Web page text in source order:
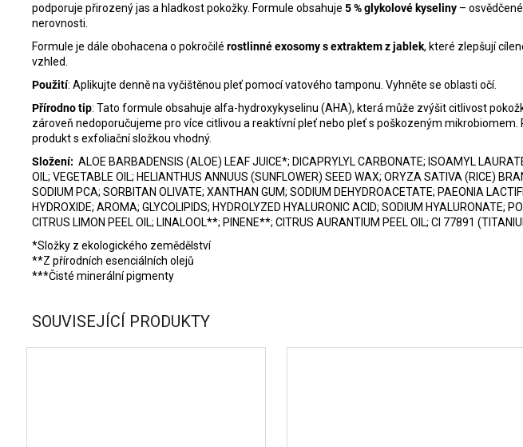
podporuje přirozený jas a hladkost pokožky. Formule obsahuje 5 % glykolové kyseliny –
nerovnosti.
Formule je dále obohacena o pokročilé rostlinné exosomy s extraktem z jablek, které zlepšují
vzhled.
Použití: Aplikujte denně na vyčištěnou pleť pomocí vatového tamponu. Vyhněte se oblasti očí.
Přírodno tip: Tato formule obsahuje alfa-hydroxykyselinu (AHA), která může zvýšit citlivost
zároveň nedoporučujeme pro více citlivou a reaktívní pleť nebo pleť s poškozeným
produkt s exfoliační složkou vhodný.
Složení: ALOE BARBADENSIS (ALOE) LEAF JUICE*; DICAPRYLYL CARBONATE; ISOAMYL
OIL; VEGETABLE OIL; HELIANTHUS ANNUUS (SUNFLOWER) SEED WAX; ORYZA SATIVA (RICE)
SODIUM PCA; SORBITAN OLIVATE; XANTHAN GUM; SODIUM DEHYDROACETATE; PAEONIA
HYDROXIDE; AROMA; GLYCOLIPIDS; HYDROLYZED HYALURONIC ACID; SODIUM
CITRUS LIMON PEEL OIL; LINALOOL**; PINENE**; CITRUS AURANTIUM PEEL OIL; CI 77891
*Složky z ekologického zemědělství
**Z přírodních esenciálních olejů
***Čisté minerální pigmenty
SOUVISEJÍCÍ PRODUKTY